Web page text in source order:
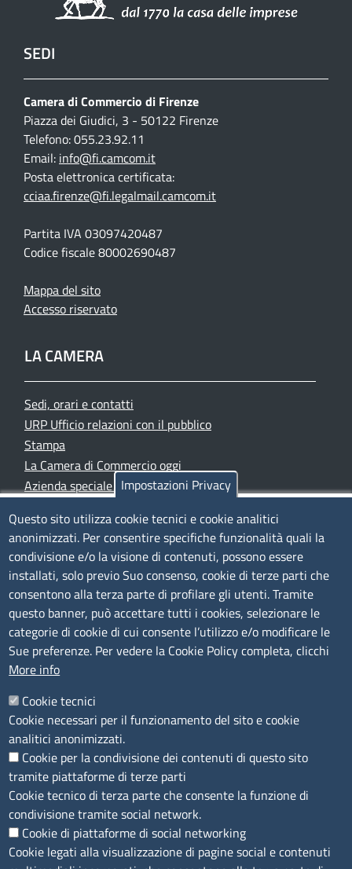
SEDI
Camera di Commercio di Firenze
Piazza dei Giudici, 3 - 50122 Firenze
Telefono: 055.23.92.11
Email: info@fi.camcom.it
Posta elettronica certificata:
cciaa.firenze@fi.legalmail.camcom.it
Partita IVA 03097420487
Codice fiscale 80002690487
Mappa del sito
Accesso riservato
LA CAMERA
Sedi, orari e contatti
URP Ufficio relazioni con il pubblico
Stampa
La Camera di Commercio oggi
Azienda speciale PromoFirenze
TRASPARENZA
Albo Online
Amministrazione trasparente
Bandi e concorsi
Segnalazioni Whistleblowing
Accessibilità
IBAN e pagamenti informatici
Informative privacy e cookie
Verifiche PA
Attuazione misure PNRR
Modulistica
SEGUICI SU
Impostazioni Privacy
Questo sito utilizza cookie tecnici e cookie analitici
anonimizzati. Per consentire specifiche funzionalità quali la
condivisione e/o la visione di contenuti, possono essere
installati, solo previo Suo consenso, cookie di terze parti che
consentono alla terza parte di profilare gli utenti. Tramite
questo banner, può accettare tutti i cookies, selezionare le
categorie di cookie di cui consente l’utilizzo e/o modificare le
Sue preferenze. Per vedere la Cookie Policy completa, clicchi
More info
Cookie tecnici
Cookie necessari per il funzionamento del sito e cookie
analitici anonimizzati.
Cookie per la condivisione dei contenuti di questo sito
tramite piattaforme di terze parti
Cookie tecnico di terza parte che consente la funzione di
condivisione tramite social network.
Cookie di piattaforme di social networking
Cookie legati alla visualizzazione di pagine social e contenuti